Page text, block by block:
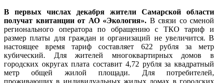
В первых числах декабря жители Самарской области
получат квитанции от АО «Экология». В связи со сменой
регионального оператора по обращению с ТКО тариф и
размер платы для граждан и организаций не увеличится. В
настоящее время тариф составляет 622 рубля за метр
кубический. Для жителей многоквартирных домов в
городских округах плата составит 4,72 рубля за квадратный
метр общей жилой площади. Для потребителей,
проживающих в индивидуальных жилых домах в городских